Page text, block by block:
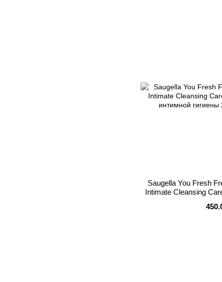
Saugella You Fresh
Intimate Cleansing